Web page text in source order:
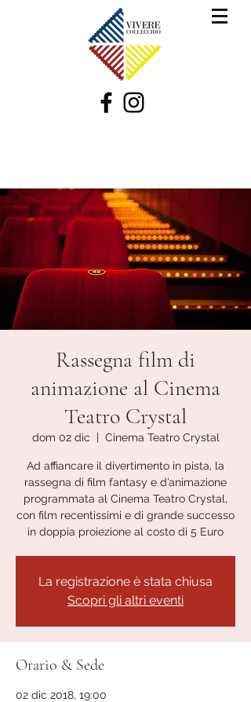
Rassegna film di
animazione al Cinema
Teatro Crystal
dom 02 dic
  |
Cinema Teatro Crystal
Ad affiancare il divertimento in pista, la
rassegna di film fantasy e d’animazione
programmata al Cinema Teatro Crystal,
con film recentissimi e di grande successo
in doppia proiezione al costo di 5 Euro
La registrazione è stata chiusa
Scopri gli altri eventi
Orario & Sede
02 dic 2018, 19:00